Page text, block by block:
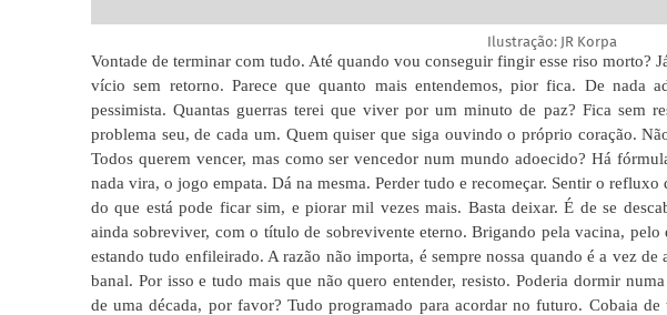
Ilustração: JR Korpa
Vontade de terminar com tudo. Até quando vou conseguir fingir esse riso morto?
vício sem retorno. Parece que quanto mais entendemos, pior fica. De nada
pessimista. Quantas guerras terei que viver por um minuto de paz? Fica sem
problema seu, de cada um. Quem quiser que siga ouvindo o próprio coração.
Todos querem vencer, mas como ser vencedor num mundo adoecido? Há
nada vira, o jogo empata. Dá na mesma. Perder tudo e recomeçar. Sentir o
do que está pode ficar sim, e piorar mil vezes mais. Basta deixar. É de se
ainda sobreviver, com o título de sobrevivente eterno. Brigando pela vacina,
estando tudo enfileirado. A razão não importa, é sempre nossa quando é a vez
banal. Por isso e tudo mais que não quero entender, resisto. Poderia dormir
de uma década, por favor? Tudo programado para acordar no futuro. Cobaia